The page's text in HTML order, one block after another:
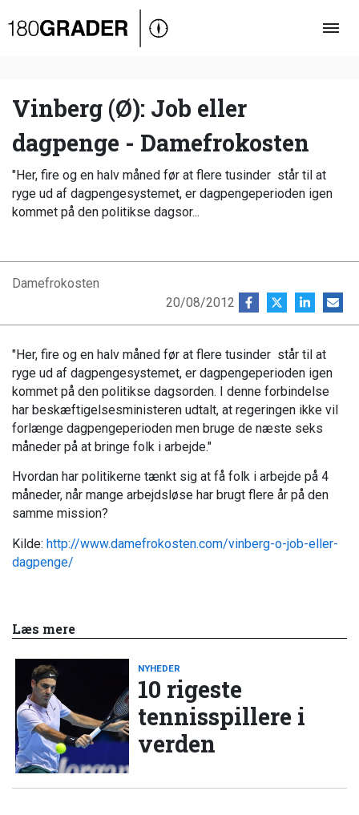
Oversigt
Debat
Video
Podcast
Vinberg (Ø): Job eller
dagpenge - Damefrokosten
"Her, fire og en halv måned før at flere tusinder står til at
ryge ud af dagpengesystemet, er dagpengeperioden igen
kommet på den politikse dagsor...
Damefrokosten
20/08/2012
"Her, fire og en halv måned før at flere tusinder står til at
ryge ud af dagpengesystemet, er dagpengeperioden igen
kommet på den politikse dagsorden. I denne forbindelse
har beskæftigelsesministeren udtalt, at regeringen ikke vil
forlænge dagpengeperioden men bruge de næste seks
måneder på at bringe folk i arbejde."
Hvordan har politikerne tænkt sig at få folk i arbejde på 4
måneder, når mange arbejdsløse har brugt flere år på den
samme mission?
Kilde: http://www.damefrokosten.com/vinberg-o-job-eller-
dagpenge/
Læs mere
NYHEDER
10 rigeste
tennisspillere i
verden